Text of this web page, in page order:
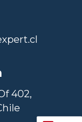
402,